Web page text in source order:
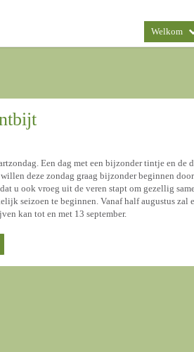
Welkom
Een dag met een bijzonder tintje en de
deze zondag graag bijzonder beginnen
u ook vroeg uit de veren stapt om gezellig
seizoen te beginnen. Vanaf half augustus zal
kan tot en met 13 september.